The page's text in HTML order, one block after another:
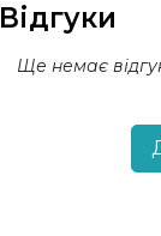
Відгуки
Ще немає